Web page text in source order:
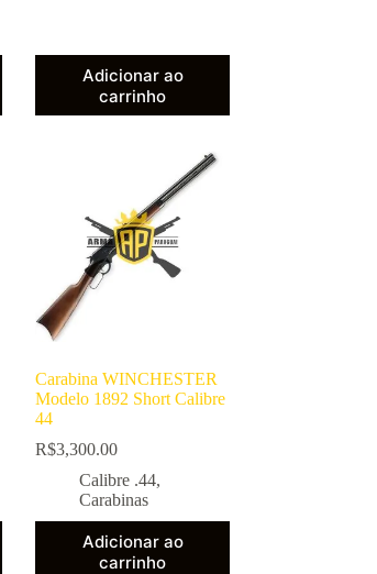
Adicionar ao
carrinho
Carabina WINCHESTER
Modelo 1892 Short Calibre
44
R$3,300.00
Calibre .44,
Carabinas
Adicionar ao
carrinho